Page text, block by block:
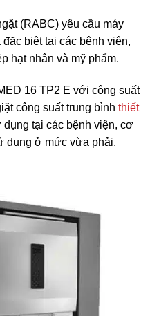
(RABC) yêu cầu máy
biệt tại các bệnh viện,
hạt nhân và mỹ phẩm.
16 TP2 E với công suất
công suất trung bình thiết
tại các bệnh viện, cơ
dụng ở mức vừa phải.